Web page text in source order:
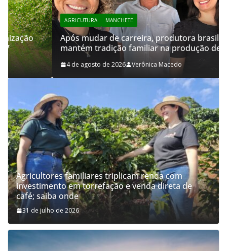
AGRICUTURA MANCHETE
Após mudar de carreira, produtora brasileira
mantém tradição familiar na produção de cachaça
4 de agosto de 2026 Verônica Macedo
Agricultores familiares triplicam renda com
investimento em torrefação e venda direta de
café; saiba onde
31 de julho de 2026